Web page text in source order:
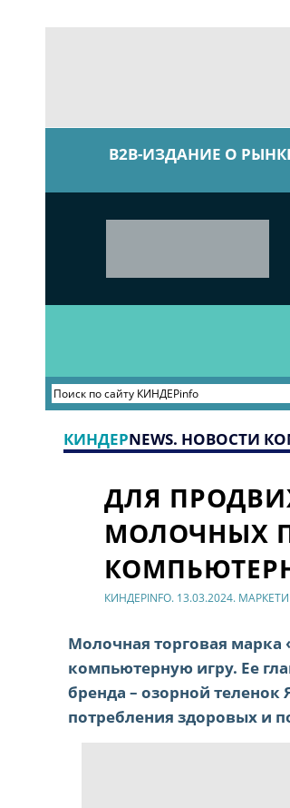
B2B-ИЗДАНИЕ О
КИНДЕРNEWS. НОВОСТИ
ДЛЯ
МОЛОЧНЫХ
КИНДЕРINFO. 13.03.2024.
Молочная торговая
компьютерную игру. Ее
бренда – озорной
потребления здоровых и